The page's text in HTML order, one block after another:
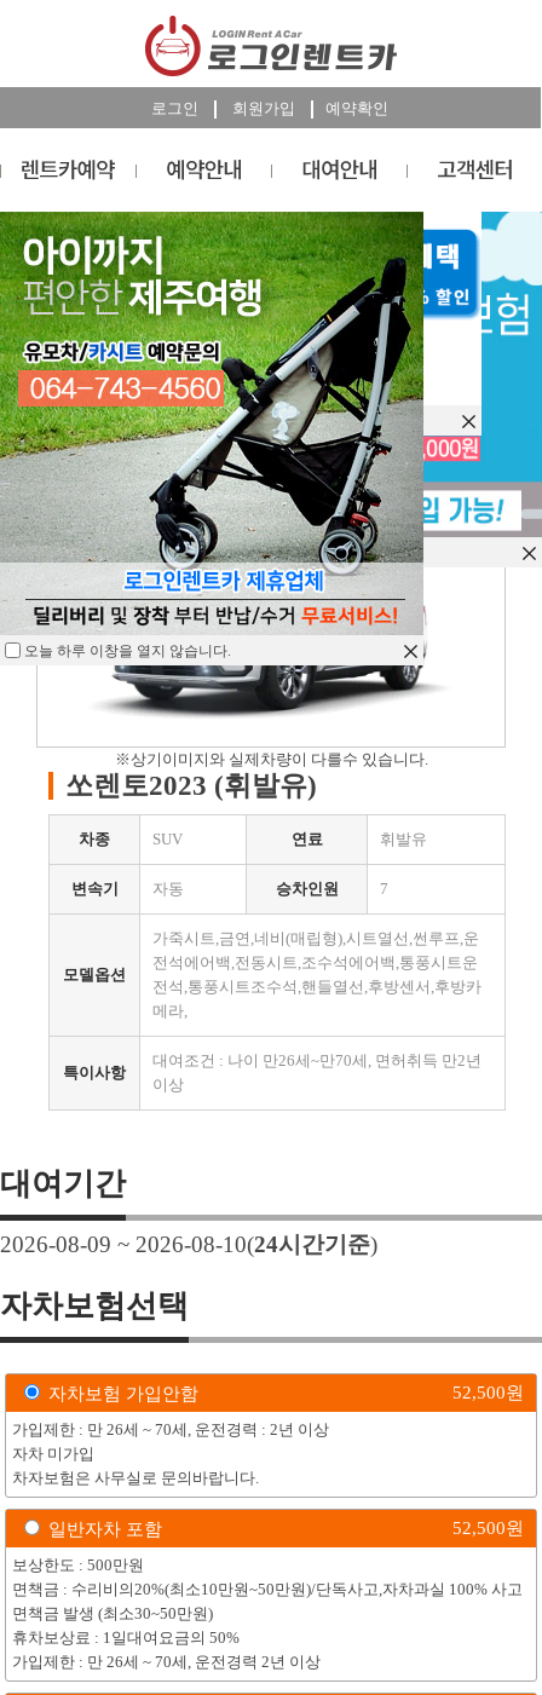
로그인 회원가입 예약확인
렌트카예약
RESERVATION
렌트카 예약하기
※상기이미지와 실제차량이 다를수 있습니다.
쏘렌토2023 (휘발유)
차종 SUV 연료 휘발유
변속기 자동 승차인원 7
모델옵션
가죽시트,금연,네비(매립형),시트열선,썬루프,운
전석에어백,전동시트,조수석에어백,통풍시트운
전석,통풍시트조수석,핸들열선,후방센서,후방카
메라,
특이사항
대여조건 : 나이 만26세~만70세, 면허취득 만2년
이상
대여기간
2026-08-09 ~ 2026-08-10(24시간기준)
자차보험선택
자차보험 가입안함 52,500원
가입제한 : 만 26세 ~ 70세, 운전경력 : 2년 이상
자차 미가입
차자보험은 사무실로 문의바랍니다.
일반자차 포함 52,500원
보상한도 : 500만원
면책금 : 수리비의20%(최소10만원~50만원)/단독사고,자차과실 100% 사고
면책금 발생 (최소30~50만원)
휴차보상료 : 1일대여요금의 50%
가입제한 : 만 26세 ~ 70세, 운전경력 2년 이상
오늘 하루 이창을 열지 않습니다.
오늘 하루 이창을 열지 않습니다.
오늘 하루 이창을 열지 않습니다.
오늘 하루 이창을 열지 않습니다.